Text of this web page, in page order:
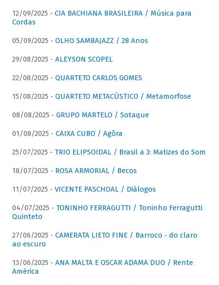
12/09/2025 - CIA BACHIANA BRASILEIRA / Música para
Cordas
05/09/2025 - OLHO SAMBAJAZZ / 28 Anos
29/08/2025 - ALEYSON SCOPEL
22/08/2025 - QUARTETO CARLOS GOMES
15/08/2025 - QUARTETO METACÚSTICO / Metamorfose
08/08/2025 - GRUPO MARTELO / Sotaque
01/08/2025 - CAIXA CUBO / Agôra
25/07/2025 - TRIO ELIPSOIDAL / Brasil a 3: Matizes do Som
18/07/2025 - ROSA ARMORIAL / Becos
11/07/2025 - VICENTE PASCHOAL / Diálogos
04/07/2025 - TONINHO FERRAGUTTI / Toninho Ferragutti
Quinteto
27/06/2025 - CAMERATA LIETO FINE / Barroco - do claro
ao escuro
13/06/2025 - ANA MALTA E OSCAR ADAMA DUO / Rente
América